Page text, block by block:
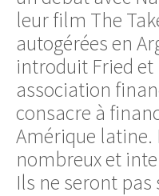
leur film The
autogérées en
introduit Fried et
association
consacre à
Amérique latine.
nombreux et
Ils ne seront